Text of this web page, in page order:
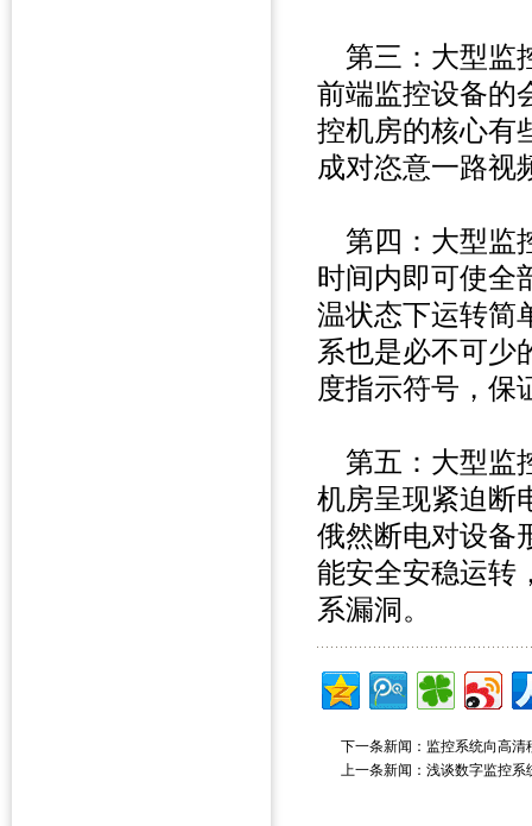
第三：大型监
前端监控设备的
控机房的核心有
成对恣意一路视
第四：大型监
时间内即可使全
温状态下运转简
系也是必不可少
度指示符号，保
第五：大型监
机房呈现紧迫断
俄然断电对设备
能安全安稳运转
系漏洞。
下一条新闻： 监控系统向高清
上一条新闻： 浅谈数字监控系